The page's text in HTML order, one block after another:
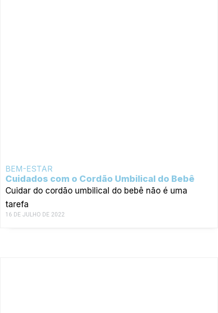
BEM-ESTAR
Cuidados com o Cordão Umbilical do Bebê
Cuidar do cordão umbilical do bebê não é uma
tarefa
16 DE JULHO DE 2022